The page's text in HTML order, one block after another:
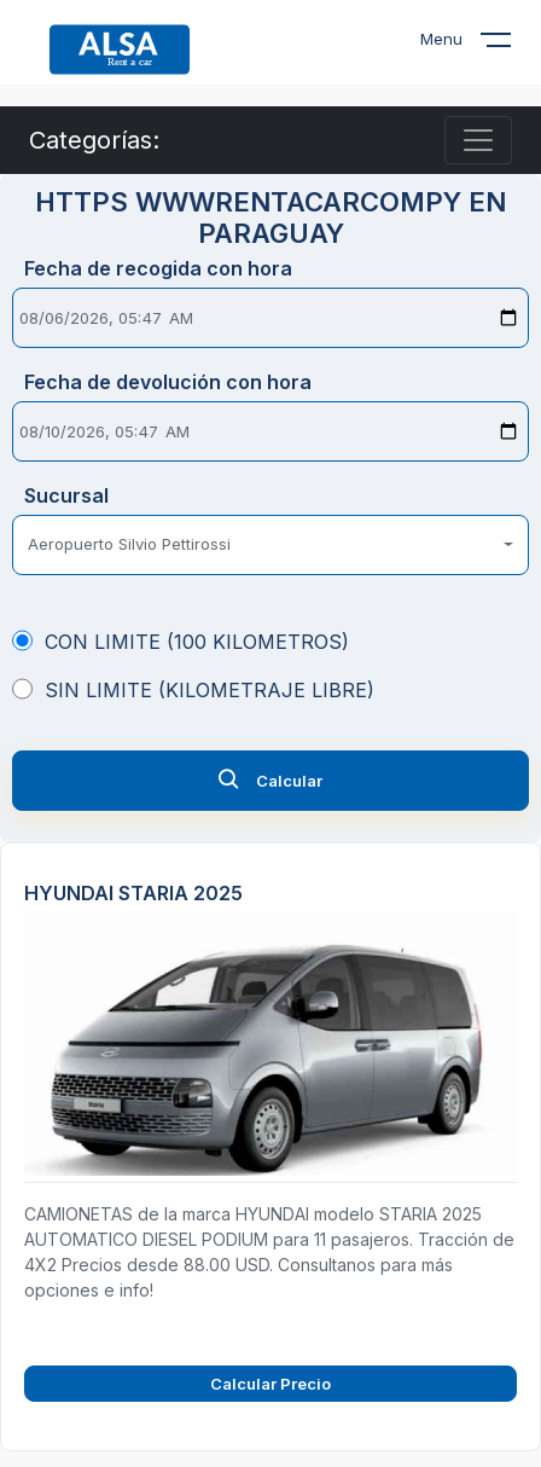
Menu
Categorías:
HTTPS WWWRENTACARCOMPY EN
PARAGUAY
Fecha de recogida con hora
Fecha de devolución con hora
Sucursal
Aeropuerto Silvio Pettirossi
CON LIMITE (100 KILOMETROS)
SIN LIMITE (KILOMETRAJE LIBRE)
Calcular
HYUNDAI STARIA 2025
CAMIONETAS de la marca HYUNDAI modelo STARIA 2025
AUTOMATICO DIESEL PODIUM para 11 pasajeros. Tracción de
4X2 Precios desde 88.00 USD. Consultanos para más
opciones e info!
Calcular Precio